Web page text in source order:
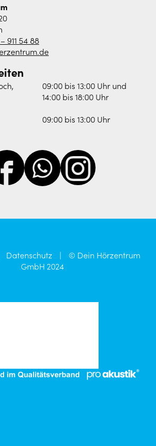
911 54 88
09:00 bis 13:00 Uhr und
14:00 bis 18:00 Uhr
09:00 bis 13:00 Uhr
Datenschutz |
© Dein Hörzentrum
GmbH 2024